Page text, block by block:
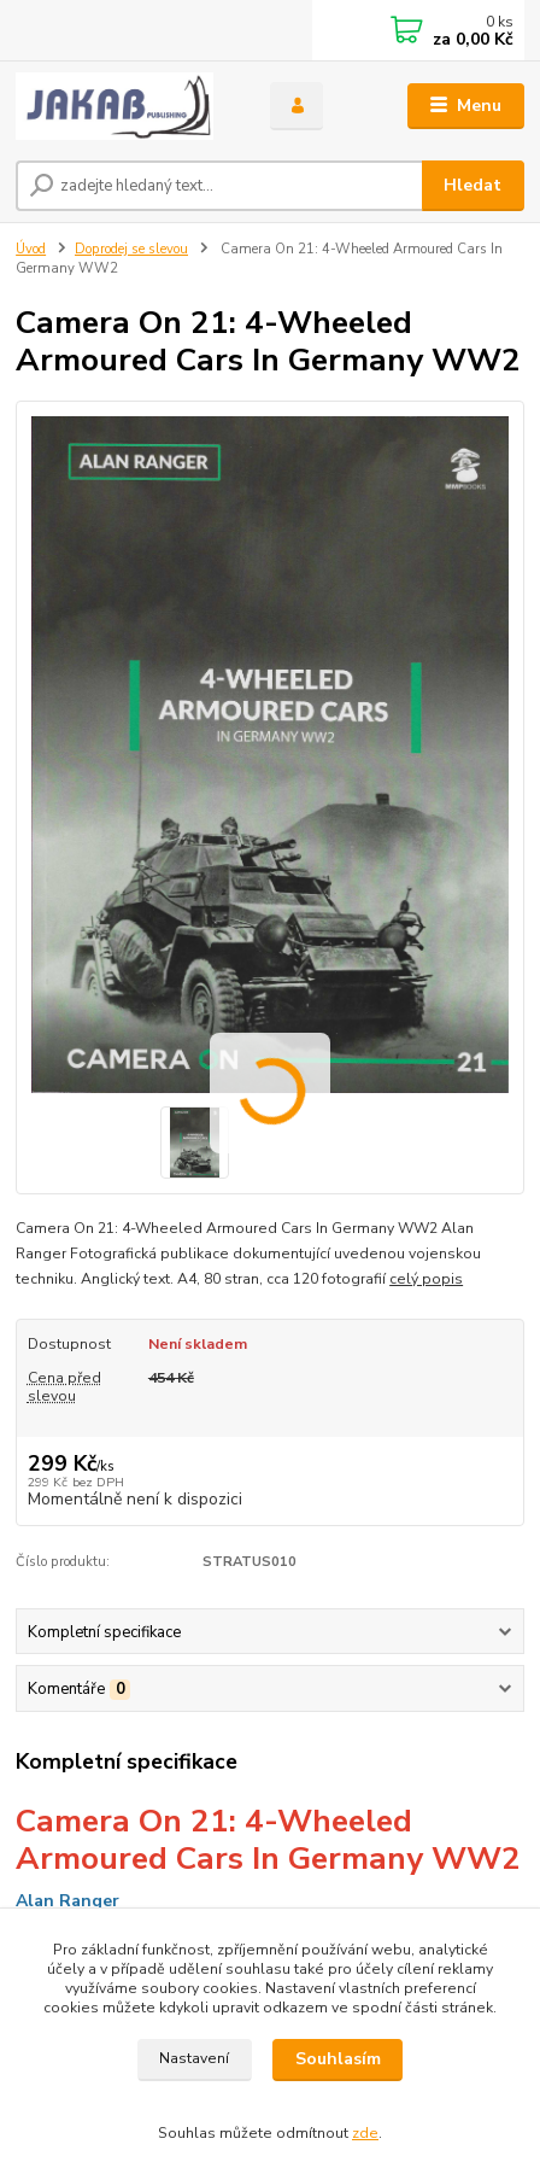
Menu
Hledat
0 ks
za 0,00 Kč
Úvod Doprodej se slevou
Camera On 21: 4-Wheeled Armoured Cars In
Germany WW2
Camera On 21: 4-Wheeled
Armoured Cars In Germany WW2
Camera On 21: 4-Wheeled Armoured Cars In Germany WW2 Alan
Ranger Fotografická publikace dokumentující uvedenou vojenskou
techniku. Anglický text. A4, 80 stran, cca 120 fotografiícelý popis
Dostupnost
Není skladem
Cena před
slevou
454 Kč
299 Kč/ks
299 Kč bez DPH
Momentálně není k dispozici
Číslo produktu: STRATUS010
Kompletní specifikace
Komentáře 0
Kompletní specifikace
Camera On 21: 4-Wheeled
Armoured Cars In Germany WW2
Alan Ranger
Fotografická publikace dokumentující uvedenou vojenskou
techniku. Anglický text.
A4, 80 stran, cca 120 fotografií
Pro základní funkčnost, zpříjemnění používání webu, analytické
účely a v případě udělení souhlasu také pro účely cílení reklamy
využíváme soubory cookies. Nastavení vlastních preferencí
cookies můžete kdykoli upravit odkazem ve spodní části stránek.
Nastavení Souhlasím
Souhlas můžete odmítnout zde.